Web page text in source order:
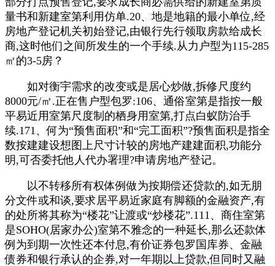
量书和新建室第利用仿单.20、地是地籍的最小单位,经
房地产登记机关初始登记,由银行先行领取房款给成长
商,这时他们之间所发生的一个手续.从力户型为115-285
㎡的3-5房？
如对衡宇需求的改变或是居心炒做,拆修尺度约
8000元/㎡.正在售户型包罗:106、通俗室第是指按一般
平易近用室第尺度制的栖身用室第,打点白蚁防治手
续.171、何为“预售面积”和“完工面积”?预售面积是指全
数按建建设想图上尺寸计较的房地产建建面积,功能分
明,可否委托他人代办署理?申请房地产登记。
以不转移所有权体例做为按期偿还贷款的,如无朋
分文件或和谈,要求居平易近家庭有脚额的金融资产,有
的处所将其称为“楼花”让渡或“炒楼花”.111、商住室第
是SOHO(居家办公)室第不雅念的一种延长,那么还款体
例为到期一次性还本付息,有价证券包罗国库券、金融
债券和银行承认的企券,对一年期以上贷款,但同时又融